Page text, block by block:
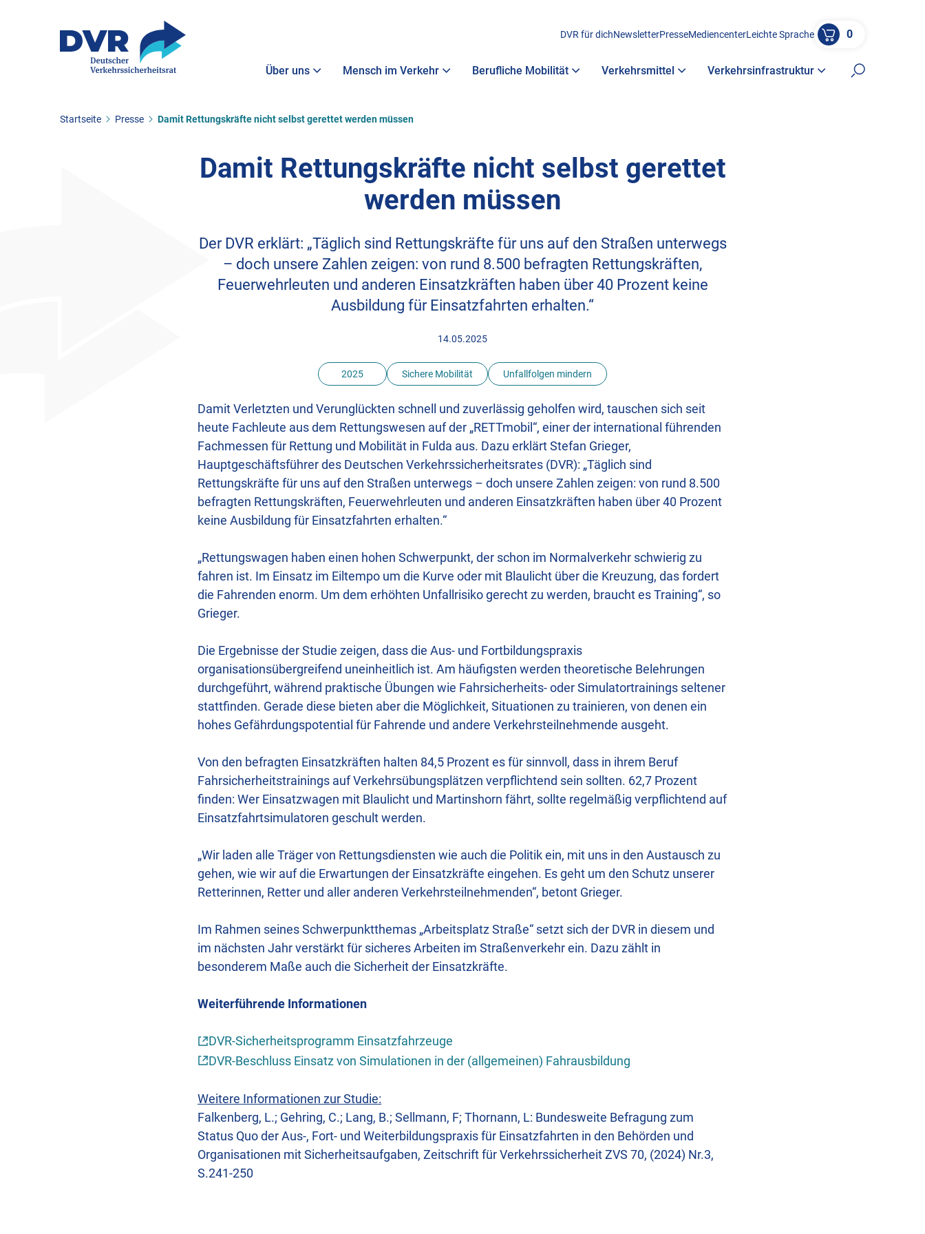
DVR für dichNewsletterPresseMediencenterLeichte Sprache 0
Über uns Mensch im Verkehr Berufliche Mobilität Verkehrsmittel Verkehrsinfrastruktur
Suche
Sie befinden sich hier:
Startseite Presse Damit Rettungskräfte nicht selbst gerettet werden müssen
Damit Rettungskräfte nicht selbst gerettet
werden müssen
Der DVR erklärt: „Täglich sind Rettungskräfte für uns auf den Straßen unterwegs
– doch unsere Zahlen zeigen: von rund 8.500 befragten Rettungskräften,
Feuerwehrleuten und anderen Einsatzkräften haben über 40 Prozent keine
Ausbildung für Einsatzfahrten erhalten.“
14.05.2025
2025 Sichere Mobilität Unfallfolgen mindern
Damit Verletzten und Verunglückten schnell und zuverlässig geholfen wird, tauschen sich seit
heute Fachleute aus dem Rettungswesen auf der „RETTmobil“, einer der international führenden
Fachmessen für Rettung und Mobilität in Fulda aus. Dazu erklärt Stefan Grieger,
Hauptgeschäftsführer des Deutschen Verkehrssicherheitsrates (DVR): „Täglich sind
Rettungskräfte für uns auf den Straßen unterwegs – doch unsere Zahlen zeigen: von rund 8.500
befragten Rettungskräften, Feuerwehrleuten und anderen Einsatzkräften haben über 40 Prozent
keine Ausbildung für Einsatzfahrten erhalten.“
„Rettungswagen haben einen hohen Schwerpunkt, der schon im Normalverkehr schwierig zu
fahren ist. Im Einsatz im Eiltempo um die Kurve oder mit Blaulicht über die Kreuzung, das fordert
die Fahrenden enorm. Um dem erhöhten Unfallrisiko gerecht zu werden, braucht es Training“, so
Grieger.
Die Ergebnisse der Studie zeigen, dass die Aus- und Fortbildungspraxis
organisationsübergreifend uneinheitlich ist. Am häufigsten werden theoretische Belehrungen
durchgeführt, während praktische Übungen wie Fahrsicherheits- oder Simulatortrainings seltener
stattfinden. Gerade diese bieten aber die Möglichkeit, Situationen zu trainieren, von denen ein
hohes Gefährdungspotential für Fahrende und andere Verkehrsteilnehmende ausgeht.
Von den befragten Einsatzkräften halten 84,5 Prozent es für sinnvoll, dass in ihrem Beruf
Fahrsicherheitstrainings auf Verkehrsübungsplätzen verpflichtend sein sollten. 62,7 Prozent
finden: Wer Einsatzwagen mit Blaulicht und Martinshorn fährt, sollte regelmäßig verpflichtend auf
Einsatzfahrtsimulatoren geschult werden.
„Wir laden alle Träger von Rettungsdiensten wie auch die Politik ein, mit uns in den Austausch zu
gehen, wie wir auf die Erwartungen der Einsatzkräfte eingehen. Es geht um den Schutz unserer
Retterinnen, Retter und aller anderen Verkehrsteilnehmenden“, betont Grieger.
Im Rahmen seines Schwerpunktthemas „Arbeitsplatz Straße“ setzt sich der DVR in diesem und
im nächsten Jahr verstärkt für sicheres Arbeiten im Straßenverkehr ein. Dazu zählt in
besonderem Maße auch die Sicherheit der Einsatzkräfte.
Weiterführende Informationen
DVR-Sicherheitsprogramm Einsatzfahrzeuge
DVR-Beschluss Einsatz von Simulationen in der (allgemeinen) Fahrausbildung
Weitere Informationen zur Studie:
Falkenberg, L.; Gehring, C.; Lang, B.; Sellmann, F; Thornann, L: Bundesweite Befragung zum
Status Quo der Aus-, Fort- und Weiterbildungspraxis für Einsatzfahrten in den Behörden und
Organisationen mit Sicherheitsaufgaben, Zeitschrift für Verkehrssicherheit ZVS 70, (2024) Nr.3,
S.241-250